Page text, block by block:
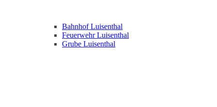
Bahnhof Luisenthal
Feuerwehr Luisenthal
Grube Luisenthal